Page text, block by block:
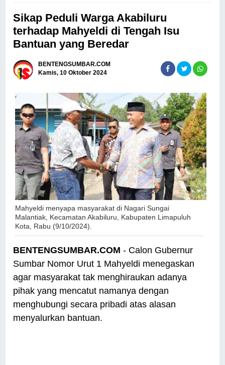
Sikap Peduli Warga Akabiluru
terhadap Mahyeldi di Tengah Isu
Bantuan yang Beredar
BENTENGSUMBAR.COM
Kamis, 10 Oktober 2024
Mahyeldi menyapa masyarakat di Nagari Sungai
Malantiak, Kecamatan Akabiluru, Kabupaten Limapuluh
Kota, Rabu (9/10/2024).
BENTENGSUMBAR.COM - Calon Gubernur
Sumbar Nomor Urut 1 Mahyeldi menegaskan
agar masyarakat tak menghiraukan adanya
pihak yang mencatut namanya dengan
menghubungi secara pribadi atas alasan
menyalurkan bantuan.